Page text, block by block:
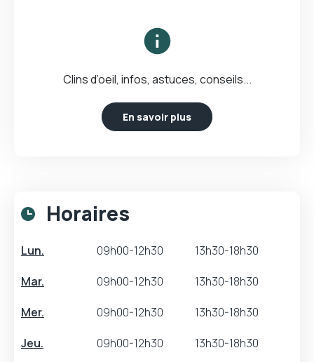
Clins d’oeil, infos, astuces, conseils...
En savoir plus
Horaires
Lun. 09h00-12h30
13h30-18h30
Mar.
09h00-12h30
13h30-18h30
Mer.
09h00-12h30
13h30-18h30
Jeu.
09h00-12h30
13h30-18h30